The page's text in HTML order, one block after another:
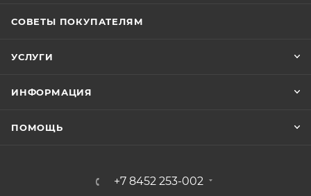
СОВЕТЫ ПОКУПАТЕЛЯМ
УСЛУГИ
ИНФОРМАЦИЯ
ПОМОЩЬ
+7 8452 253-002